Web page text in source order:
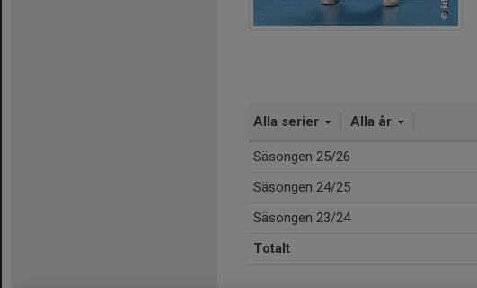
Alla serier Alla år
Säsongen 25/26
Säsongen 24/25
Säsongen 23/24
Totalt